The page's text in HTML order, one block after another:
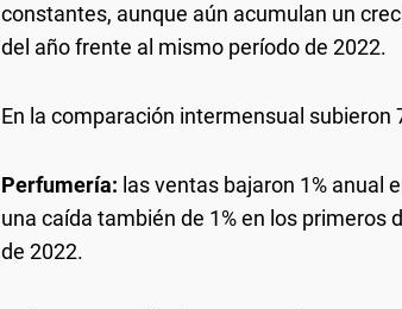
constantes, aunque aún acumulan un
del año frente al mismo período de 2022.
En la comparación intermensual subieron
Perfumería: las ventas bajaron 1% anual
una caída también de 1% en los
de 2022.